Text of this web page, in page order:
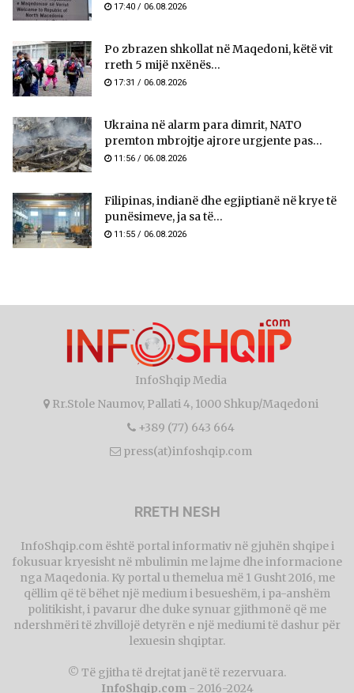
17:40 / 06.08.2026
Po zbrazen shkollat në Maqedoni, këtë vit
rreth 5 mijë nxënës...
17:31 / 06.08.2026
Ukraina në alarm para dimrit, NATO
premton mbrojtje ajrore urgjente pas...
11:56 / 06.08.2026
Filipinas, indianë dhe egjiptianë në krye të
punësimeve, ja sa të...
11:55 / 06.08.2026
InfoShqip Media
Rr.Stole Naumov, Pallati 4, 1000 Shkup/Maqedoni
+389 (77) 643 664
press(at)infoshqip.com
RRETH NESH
InfoShqip.com është portal informativ në gjuhën shqipe i
fokusuar kryesisht në mbulimin me lajme dhe informacione
nga Maqedonia. Ky portal u themelua më 1 Gusht 2016, me
qëllim që të bëhet një medium i besueshëm, i pa-anshëm
politikisht, i pavarur dhe duke synuar gjithmonë që me
ndershmëri të zhvillojë detyrën e një mediumi të dashur për
lexuesin shqiptar.
© Të gjitha të drejtat janë të rezervuara.
InfoShqip.com - 2016-2024